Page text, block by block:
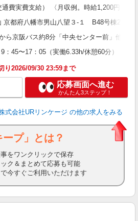
通費実費支給） 〈月収例。時給1,200円
京都府八幡市男山八望３-１ B48号棟2階
ら京阪バス約8分「中央センター前」他下
9：45〜17：05（実働6.33h/休憩60分） ★
り2026/09/30 23:59まで
応募画面へ進む
かんたん3ステップ！
式会社URリンケージ の他の求人をみる
ープ」とは？
をワンクリックで保存
ク＆まとめて応募も可能
今すぐご利用いただけます